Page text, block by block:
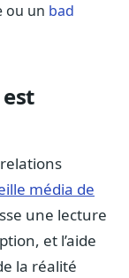
ou un bad
média de
une lecture
et l’aide
la réalité